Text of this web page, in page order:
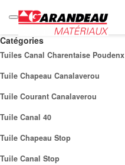
Catégories
Tuiles Canal Charentaise Poudenx
Tuile Chapeau Canalaverou
Tuile Courant Canalaverou
Tuile Canal 40
Tuile Chapeau Stop
Tuile Canal Stop